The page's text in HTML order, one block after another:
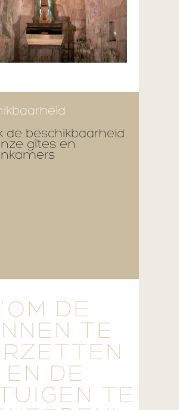
de beschikbaarheid
gîtes en
'OM DE
TE
EN DE
TE